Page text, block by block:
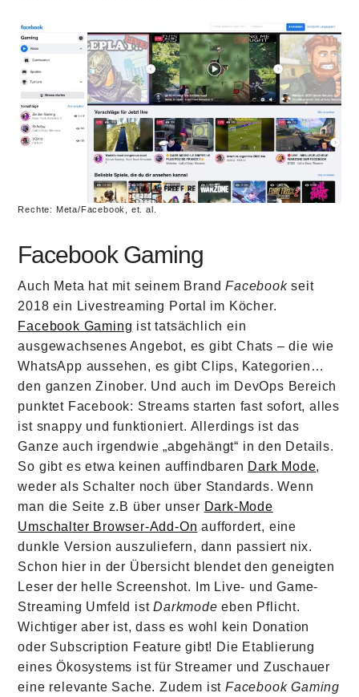
Rechte: Meta/Facebook, et. al.
Facebook Gaming
Auch Meta hat mit seinem BrandFacebookseit
2018 ein Livestreaming Portal im Köcher.
Facebook Gaming ist tatsächlich ein
ausgewachsenes Angebot, es gibt Chats – die wie
WhatsApp aussehen, es gibt Clips, Kategorien…
den ganzen Zinober. Und auch im DevOps Bereich
punktet Facebook: Streams starten fast sofort, alles
ist snappy und funktioniert. Allerdings ist das
Ganze auch irgendwie „abgehängt“ in den Details.
So gibt es etwa keinen auffindbaren Dark Mode,
weder als Schalter noch über Standards. Wenn
man die Seite z.B über unser Dark-Mode
Umschalter Browser-Add-On auffordert, eine
dunkle Version auszuliefern, dann passiert nix.
Schon hier in der Übersicht blendet den geneigten
Leser der helle Screenshot. Im Live- und Game-
Streaming Umfeld istDarkmode eben Pflicht.
Wichtiger aber ist, dass es wohl kein Donation
oder Subscription Feature gibt! Die Etablierung
eines Ökosystems ist für Streamer und Zuschauer
eine relevante Sache. Zudem istFacebook Gaming